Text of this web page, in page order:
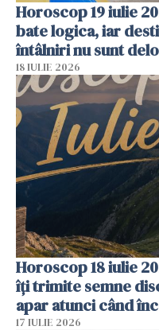
Horoscop 19 iulie
bate logica, iar
întâlniri nu sunt
18 IULIE 2026
Horoscop 18 iulie
îți trimite semne
apar atunci când
17 IULIE 2026